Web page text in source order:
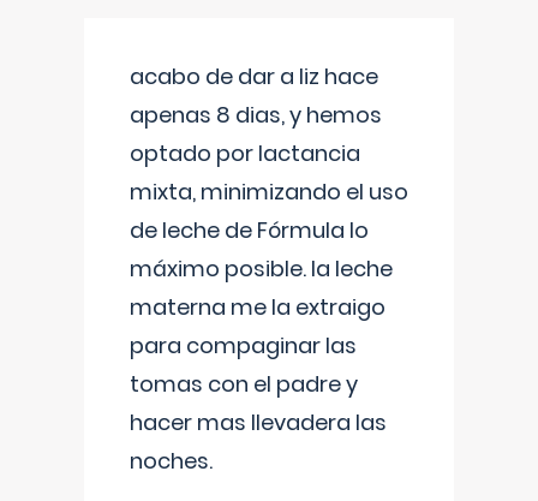
acabo de dar a liz hace
apenas 8 dias, y hemos
optado por lactancia
mixta, minimizando el uso
de leche de Fórmula lo
máximo posible. la leche
materna me la extraigo
para compaginar las
tomas con el padre y
hacer mas llevadera las
noches.